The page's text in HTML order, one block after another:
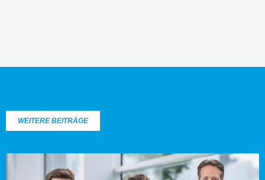
WEITERE BEITRÄGE